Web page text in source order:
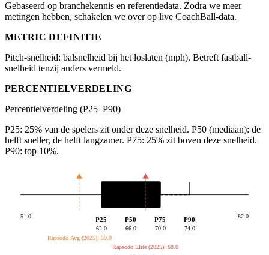
Gebaseerd op branchekennis en referentiedata. Zodra we meer
metingen hebben, schakelen we over op live CoachBall-data.
METRIC DEFINITIE
Pitch-snelheid: balsnelheid bij het loslaten (mph). Betreft fastball-
snelheid tenzij anders vermeld.
PERCENTIELVERDELING
Percentielverdeling (P25–P90)
P25: 25% van de spelers zit onder deze snelheid. P50 (mediaan): de
helft sneller, de helft langzamer. P75: 25% zit boven deze snelheid.
P90: top 10%.
51.0 82.0
P25
62.0
P50
66.0
P75
70.0
P90
74.0
Rapsodo Avg (2025): 59.0
Rapsodo Elite (2025): 68.0